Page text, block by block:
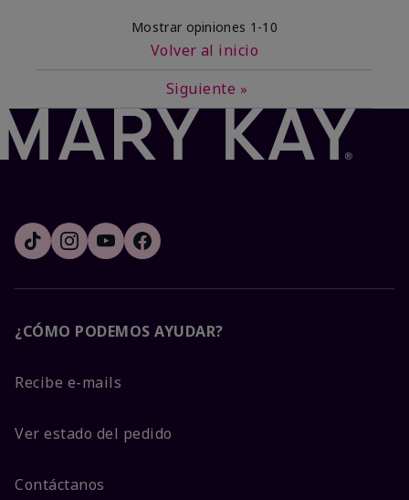
Mostrar opiniones 1-10
Volver al inicio
Siguiente »
¿CÓMO PODEMOS AYUDAR?
Recibe e-mails
Ver estado del pedido
Contáctanos